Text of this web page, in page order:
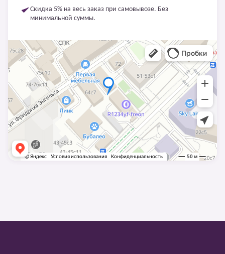
Скидка 5% на весь заказ при самовывозе. Без
минимальной суммы.